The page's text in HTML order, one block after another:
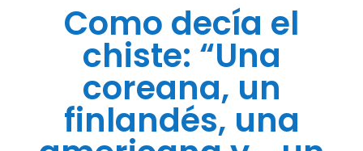
Como decía el
chiste: “Una
coreana, un
finlandés, una